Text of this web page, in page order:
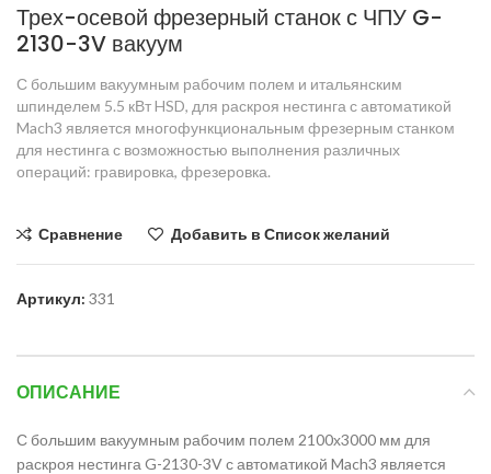
Трех-осевой фрезерный станок с ЧПУ G-
2130-3V вакуум
С большим вакуумным рабочим полем и итальянским
шпинделем 5.5 кВт HSD, для раскроя нестинга с автоматикой
Mach3 является многофункциональным фрезерным станком
для нестинга с возможностью выполнения различных
операций: гравировка, фрезеровка.
Сравнение Добавить в Список желаний
Артикул: 331
ОПИСАНИЕ
С большим вакуумным рабочим полем 2100х3000 мм для
раскроя нестинга G-2130-3V с автоматикой Mach3 является